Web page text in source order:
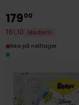
17900
161,10
Medlem
Ikke på nettlager